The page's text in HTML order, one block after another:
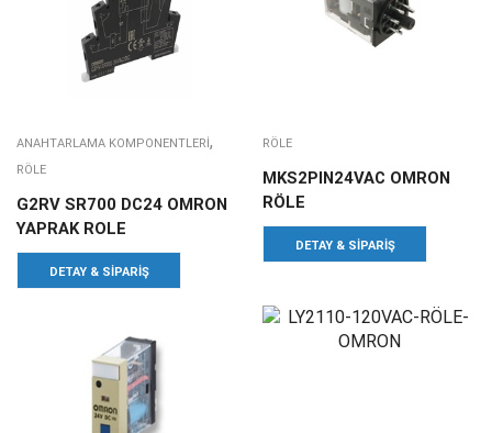
ANAHTARLAMA KOMPONENTLERI,
RÖLE
G2RV SR700 DC24 OMRON
YAPRAK ROLE
DETAY & SIPARIŞ
RÖLE
MKS2PIN24VAC OMRON
RÖLE
DETAY & SIPARIŞ